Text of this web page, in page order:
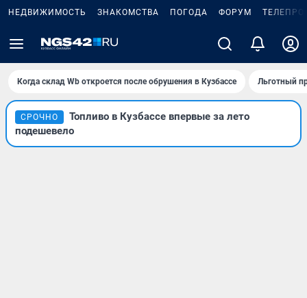
НЕДВИЖИМОСТЬ ЗНАКОМСТВА ПОГОДА ФОРУМ
Когда склад Wb откроется после обрушения в Кузбассе Льготный
СРОЧНО
Топливо в Кузбассе впервые за лето
подешевело